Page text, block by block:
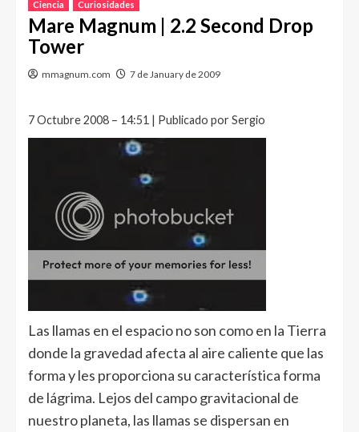
Ciencia Curiosidades
Mare Magnum | 2.2 Second Drop
Tower
mmagnum.com 7 de January de 2009
7 Octubre 2008 – 14:51 | Publicado por Sergio
Las llamas en el espacio no son como en la Tierra
donde la gravedad afecta al aire caliente que las
forma y les proporciona su característica forma
de lágrima. Lejos del campo gravitacional de
nuestro planeta, las llamas se dispersan en